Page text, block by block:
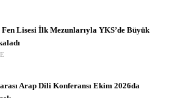
Lisesi İlk Mezunlarıyla YKS’de Büyük
Arap Dili Konferansı Ekim 2026da